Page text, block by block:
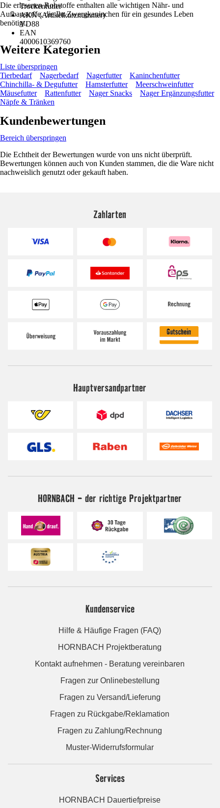
Trockenfutter
AKN (Artikelkurznummer)
YD88
EAN
4000610369760
Die erlesenen Rohstoffe enthalten alle wichtigen Nähr- und
Aufbaustoffe, die Ihr Zwergkaninchen für ein gesundes Leben
benötigt.
Weitere Kategorien
Liste überspringen
Tierbedarf
Nagerbedarf Nagerfutter
Kaninchenfutter
Chinchilla- & Degufutter
Hamsterfutter
Meerschweinfutter
Mäusefutter
Rattenfutter Nager Snacks
Nager Ergänzungsfutter
Näpfe & Tränken
Kundenbewertungen
Bereich überspringen
Die Echtheit der Bewertungen wurde von uns nicht überprüft.
Bewertungen können auch von Kunden stammen, die die Ware nicht
nachweislich genutzt oder gekauft haben.
Zahlarten
Hauptversandpartner
HORNBACH - der richtige Projektpartner
Kundenservice
Hilfe & Häufige Fragen (FAQ)
HORNBACH Projektberatung
Kontakt aufnehmen - Beratung vereinbaren
Fragen zur Onlinebestellung
Fragen zu Versand/Lieferung
Fragen zu Rückgabe/Reklamation
Fragen zu Zahlung/Rechnung
Muster-Widerrufsformular
Services
HORNBACH Dauertiefpreise